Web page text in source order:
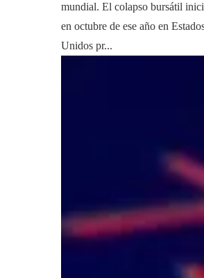
mundial. El colapso bursátil
en octubre de ese año en
Unidos pr...